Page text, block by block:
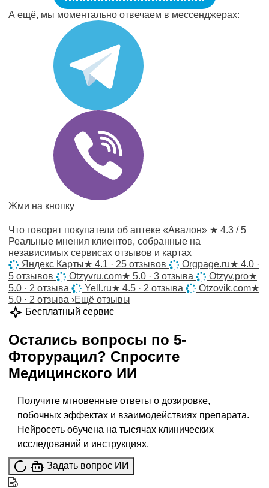
А ещё, мы моментально отвечаем в мессенджерах:
Жми на кнопку
Что говорят покупатели об аптеке «Авалон» ★ 4.3 / 5
Реальные мнения клиентов, собранные на
независимых сервисах отзывов и картах
Яндекс Карты★ 4.1 · 25 отзывов Orgpage.ru★ 4.0 ·
5 отзывов
Otzyvru.com★ 5.0 · 3 отзыва Otzyv.pro★
5.0 · 2 отзыва
Yell.ru★ 4.5 · 2 отзыва Otzovik.com★
5.0 · 2 отзыва ›Ещё отзывы
Бесплатный сервис
Остались вопросы по 5-
Фторурацил? Спросите
Медицинского ИИ
Получите мгновенные ответы о дозировке,
побочных эффектах и взаимодействиях препарата.
Нейросеть обучена на тысячах клинических
исследований и инструкциях.
Задать вопрос ИИ